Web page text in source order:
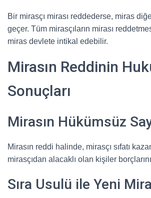
Bir mirasçı mirası reddederse, miras
geçer. Tüm mirasçıların mirası
miras devlete intikal edebilir.
Mirasın Reddinin
Sonuçları
Mirasın Hükümsüz
Mirasın reddi halinde, mirasçı sıfatı
mirasçıdan alacaklı olan kişiler
Sıra Usulü ile Yeni